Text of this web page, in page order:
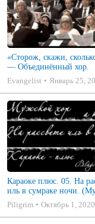
«Сторож, скажи,
— Объединённый хор.
Evangelist
Январь 25,
Караоке плюс. 05. На
иль в сумраке ночи.
хор - а капелла)
Piligrim Октябрь 1, 2020